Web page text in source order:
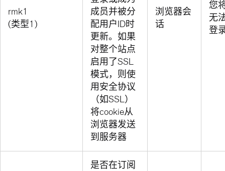
rmk1
(类型1)
成员并被分
配用户ID时
更新。如果
对整个站点
启用了SSL
模式，则使
用安全协议
（如SSL）
将cookie从
浏览器发送
到服务器
浏览器会
话
您
无
登
是否在订阅